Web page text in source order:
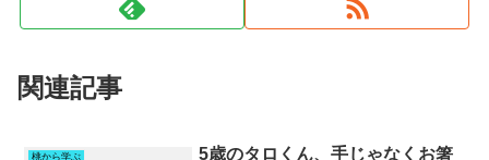
関連記事
桃から学ぶ
5歳のタロくん、手じゃなくお箸